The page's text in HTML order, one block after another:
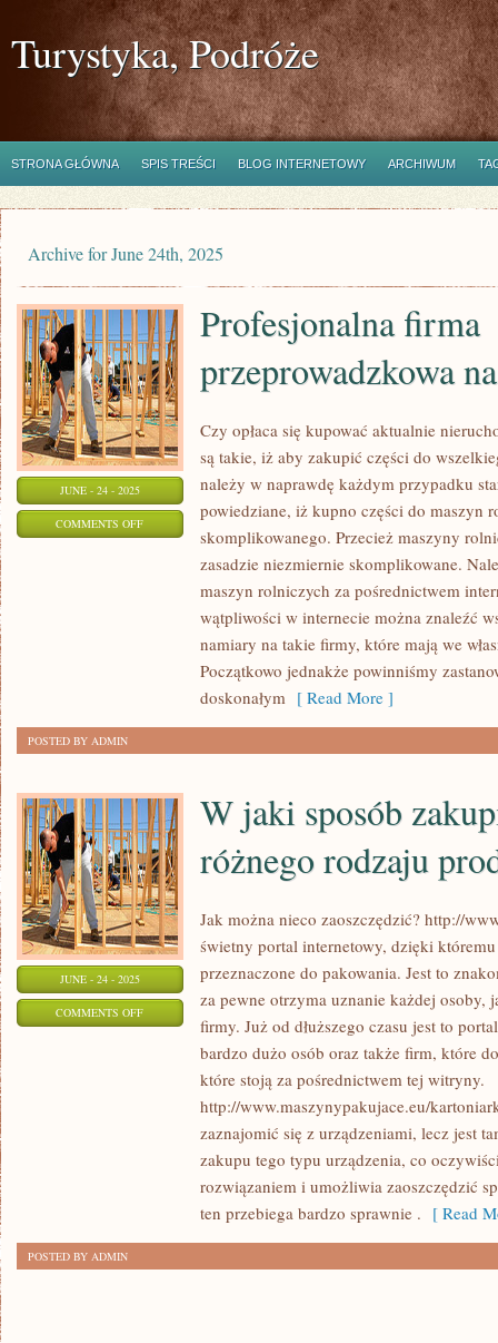
Turystyka, Podróże
STRONA GŁÓWNA SPIS TREŚCI BLOG INTERNETOWY ARCHIWUM
Archive for June 24th, 2025
JUNE - 24 - 2025
COMMENTS OFFON
PRZEPROWADZKOWA
Profesjonalna firma
przeprowadzkowa
Czy opłaca się kupować aktualnie
są takie, iż aby zakupić części do
należy w naprawdę każdym przypadku
powiedziane, iż kupno części do maszyn
skomplikowanego. Przecież maszyny
zasadzie niezmiernie skomplikowane.
maszyn rolniczych za pośrednictwem
wątpliwości w internecie można znaleźć
namiary na takie firmy, które mają we
Początkowo jednakże powinniśmy
doskonałym [ Read More ]
POSTED BY ADMIN
JUNE - 24 - 2025
COMMENTS OFFON
W jaki sposób
różnego rodzaju
Jak można nieco zaoszczędzić? http://
świetny portal internetowy, dzięki
przeznaczone do pakowania. Jest to
za pewne otrzyma uznanie każdej osoby,
firmy. Już od dłuższego czasu jest to
bardzo dużo osób oraz także firm, które
które stoją za pośrednictwem tej witryny.
http://www.maszynypakujace.eu/
zaznajomić się z urządzeniami, lecz jest
zakupu tego typu urządzenia, co
rozwiązaniem i umożliwia zaoszczędzić
ten przebiega bardzo sprawnie . [ Read
POSTED BY ADMIN